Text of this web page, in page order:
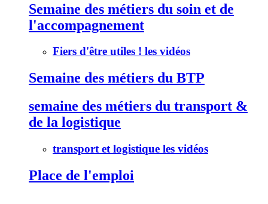
Semaine des métiers du soin et de
l'accompagnement
Fiers d'être utiles ! les vidéos
Semaine des métiers du BTP
semaine des métiers du transport &
de la logistique
transport et logistique les vidéos
Place de l'emploi